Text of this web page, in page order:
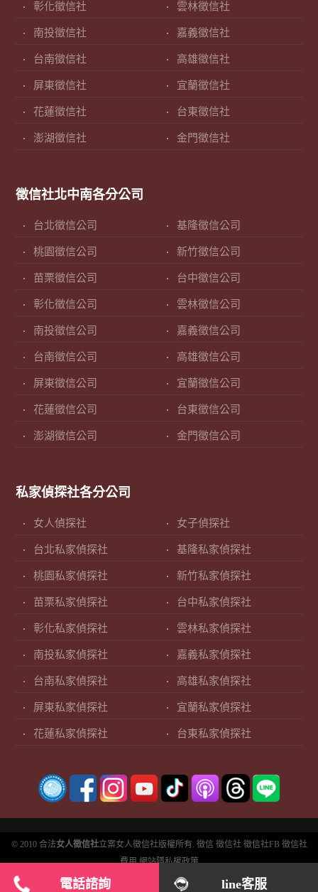
line客服
電話諮詢
彰化徵信社 雲林徵信社
南投徵信社 嘉義徵信社
台南徵信社 高雄徵信社
屏東徵信社 宜蘭徵信社
花蓮徵信社 台東徵信社
澎湖徵信社 金門徵信社
徵信社北中南各分公司
台北徵信公司 基隆徵信公司
桃園徵信公司 新竹徵信公司
苗栗徵信公司 台中徵信公司
彰化徵信公司 雲林徵信公司
南投徵信公司 嘉義徵信公司
台南徵信公司 高雄徵信公司
屏東徵信公司 宜蘭徵信公司
花蓮徵信公司 台東徵信公司
澎湖徵信公司 金門徵信公司
私家偵探社各分公司
女人偵探社 女子偵探社
台北私家偵探社 基隆私家偵探社
桃園私家偵探社 新竹私家偵探社
苗栗私家偵探社 台中私家偵探社
彰化私家偵探社 雲林私家偵探社
南投私家偵探社 嘉義私家偵探社
台南私家偵探社 高雄私家偵探社
屏東私家偵探社 宜蘭私家偵探社
花蓮私家偵探社 台東私家偵探社
© 2010 合法女人徵信社立案女人徵信社版權所有. 徵信 徵信社 徵信社FB 徵信社
費用 網站隱私權政策